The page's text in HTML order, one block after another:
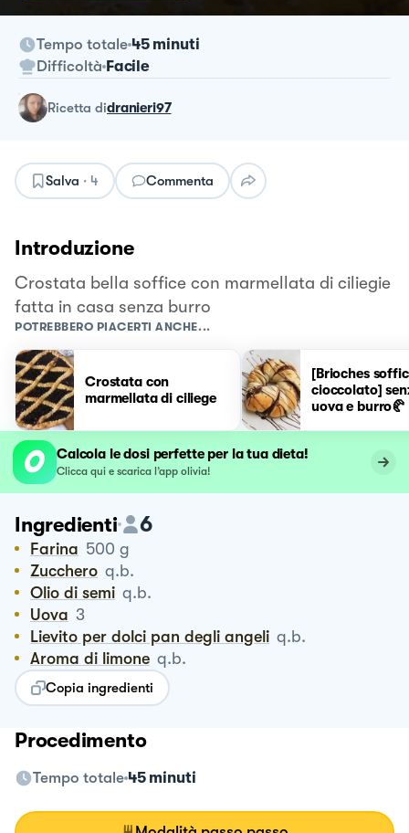
Tempo totale 45 minuti
Difficoltà Facile
ricetta didranieri97
Salva · 4 Commenta
Introduzione
Crostata bella soffice con marmellata di ciliegie
fatta in casa senza burro
POTREBBERO PIACERTI ANCHE...
Crostata con
marmellata di ciliege
[Brioches
cioccolato]
uova e burro🥐
Calcola le dosi perfette per la tua dieta!
Clicca qui e scarica l’app olivia!
Ingredienti 6
Farina 500 g
Zucchero q.b.
Olio di semi q.b.
Uova 3
Lievito per dolci pan degli angeli q.b.
Aroma di limone q.b.
Copia ingredienti
Procedimento
Tempo totale 45 minuti